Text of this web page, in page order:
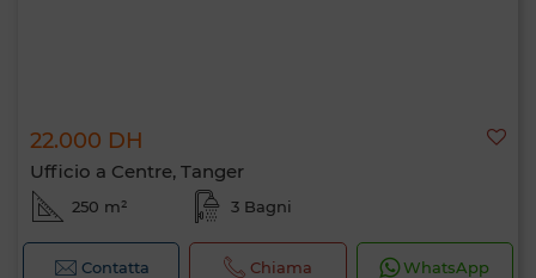
22.000 DH
Ufficio a Centre, Tanger
250 m² 3 Bagni
Contatta Chiama WhatsApp